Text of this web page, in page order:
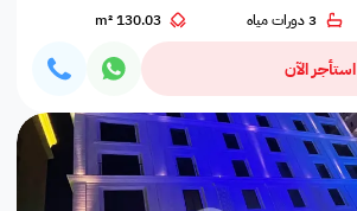
3 دورات مياه 130.03 m²
استأجر الآن